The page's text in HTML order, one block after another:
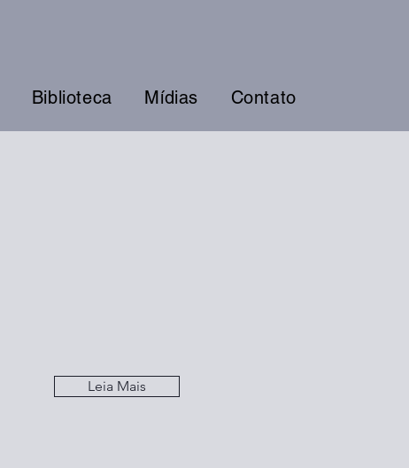
Biblioteca Mídias Contato
Leia Mais